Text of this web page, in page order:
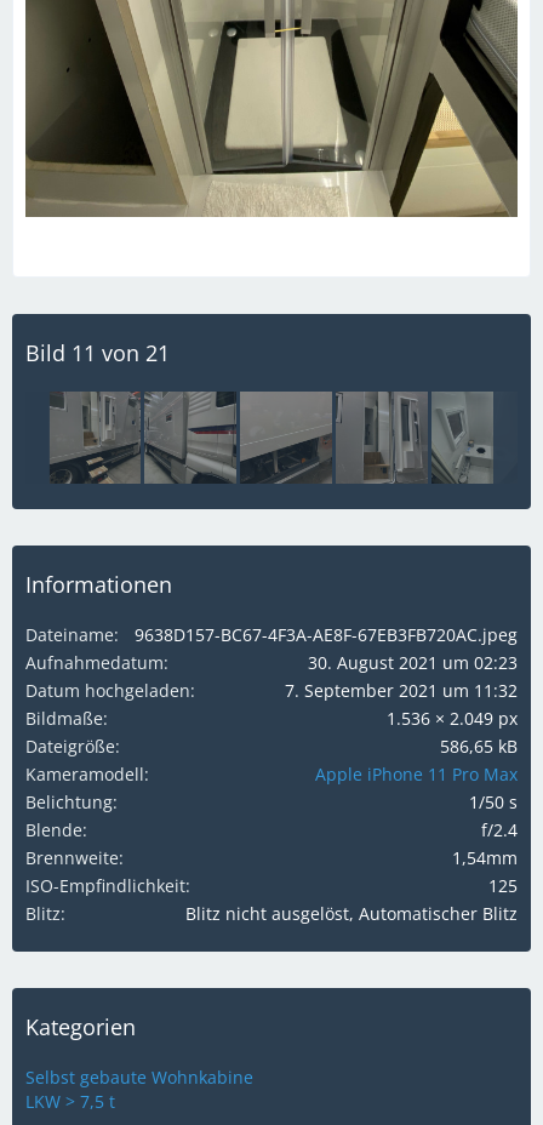
Bild 11 von 21
Informationen
Dateiname
9638D157-BC67-4F3A-AE8F-67EB3FB720AC.jpeg
Aufnahmedatum
30. August 2021 um 02:23
Datum hochgeladen
7. September 2021 um 11:32
Bildmaße
1.536 × 2.049 px
Dateigröße
586,65 kB
Kameramodell
Apple iPhone 11 Pro Max
Belichtung
1/50 s
Blende
f/2.4
Brennweite
1,54mm
ISO-Empfindlichkeit
125
Blitz
Blitz nicht ausgelöst, Automatischer Blitz
Kategorien
Selbst gebaute Wohnkabine
LKW > 7,5 t